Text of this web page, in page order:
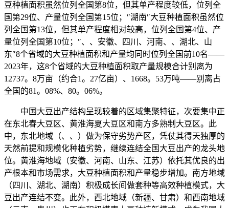
豆种植面积虽然位列全国第8位，但其单产程度较低，位列全
国第29位、产量位列全国第15位；″湖南″大豆种植面积虽然位
列全国第13位，但其单产程度相对较高，位列全国第4位、产
量位列全国第10位；″、、安徽、四川、河南、、湖北、山
东″8个省域的大豆种植面积和产量均同时位列全国前10名——
2023年，这8个省域的大豆种植面积取产量规模合计别离为
12737。8万亩（约合1。27亿亩）、1668。53万吨——别离占
全国的81。08%、80。06%。
中国大豆出产结构呈现较着的区域集聚特征，次要集中正
在东北春大豆区、黄淮海夏大豆区和南方多熟制大豆区。此
中，东北地域（、、）做为保守劣势产区，凭仗其得天独厚的
天然前提和规模化种植劣势，继续连结全国大豆出产的龙头地
位。黄淮海地域（安徽、河南、山东、江苏）依托其优良的出
产根本和市场需求，大豆种植面积和产量稳步增加。南方地域
（四川、湖北、湖南）积极成长间做套种等高效种植模式，大
豆出产连结不变。此外，西北地域（新疆、甘肃）和西南地域